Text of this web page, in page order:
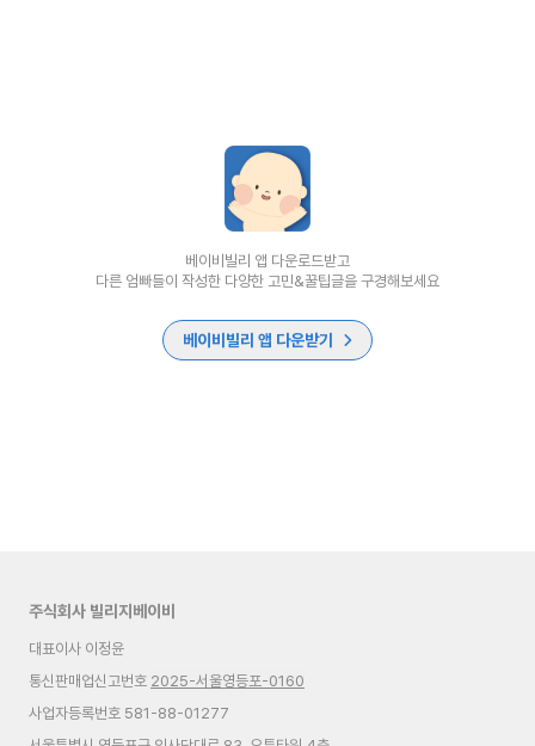
베이비빌리 앱 다운로드받고
다른 엄빠들이 작성한 다양한 고민&꿀팁글을 구경해보세요
베이비빌리 앱 다운받기
주식회사 빌리지베이비
대표이사 이정윤
통신판매업신고번호 2025-서울영등포-0160
사업자등록번호 581-88-01277